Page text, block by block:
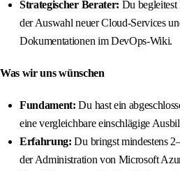
Strategischer Berater: Du
der Auswahl neuer Cloud-Services
Dokumentationen im DevOps-Wiki.
Was wir uns wünschen
Fundament: Du hast ein
eine vergleichbare einschlägige
Erfahrung: Du bringst mindestens
der Administration von Microsoft